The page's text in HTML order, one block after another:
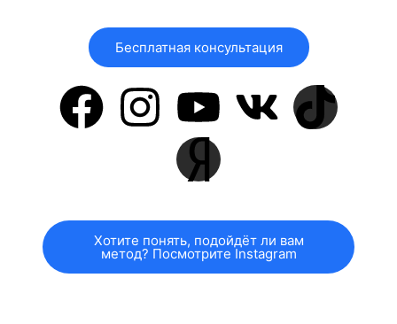
Бесплатная консультация
Хотите понять, подойдёт ли вам
метод? Посмотрите Instagram